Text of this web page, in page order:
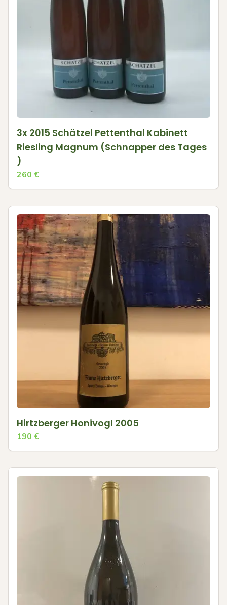
3x 2015 Schätzel Pettenthal Kabinett
Riesling Magnum (Schnapper des Tages
)
260 €
Hirtzberger Honivogl 2005
190 €